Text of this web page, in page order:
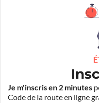
Je m'inscris en 2 minutes
Code de la route en ligne